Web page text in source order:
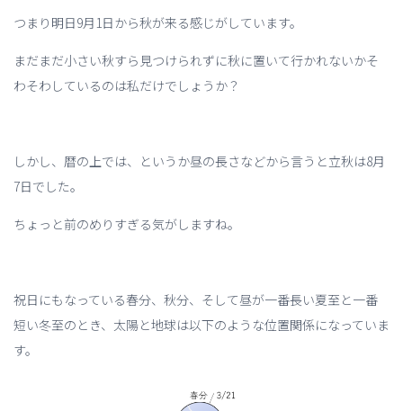
つまり明日9月1日から秋が来る感じがしています。
まだまだ小さい秋すら見つけられずに秋に置いて行かれないかそ
わそわしているのは私だけでしょうか？
しかし、暦の上では、というか昼の長さなどから言うと立秋は8月
7日でした。
ちょっと前のめりすぎる気がしますね。
祝日にもなっている春分、秋分、そして昼が一番長い夏至と一番
短い冬至のとき、太陽と地球は以下のような位置関係になっていま
す。